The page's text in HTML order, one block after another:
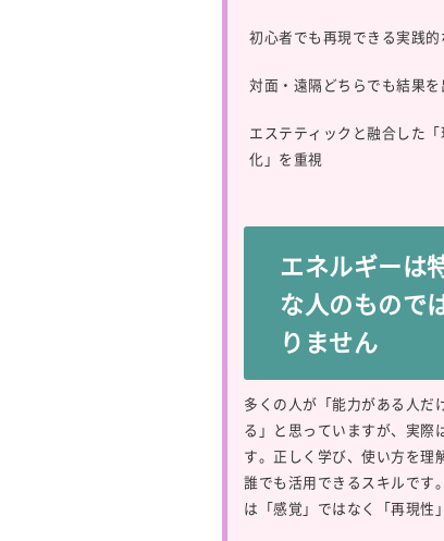
初心者でも再現できる実践
対面・遠隔どちらでも結果
エステティックと融合した
化」を重視
エネルギーは
な人のもので
りません
多くの人が「能力がある人だ
る」と思っていますが、実際
す。正しく学び、使い方を理
誰でも活用できるスキルです
は「感覚」ではなく「再現性